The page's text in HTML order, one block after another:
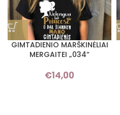
GIMTADIENIO MARŠKINĖLIAI
MERGAITEI „034“
€14,00